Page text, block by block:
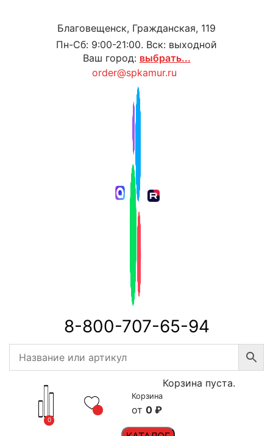
Благовещенск, Гражданская, 119
Пн-Сб: 9:00-21:00. Вск: выходной
Ваш город: выбрать...
order@spkamur.ru
8-800-707-65-94
0
Корзина
0 ₽
Корзина пуста.